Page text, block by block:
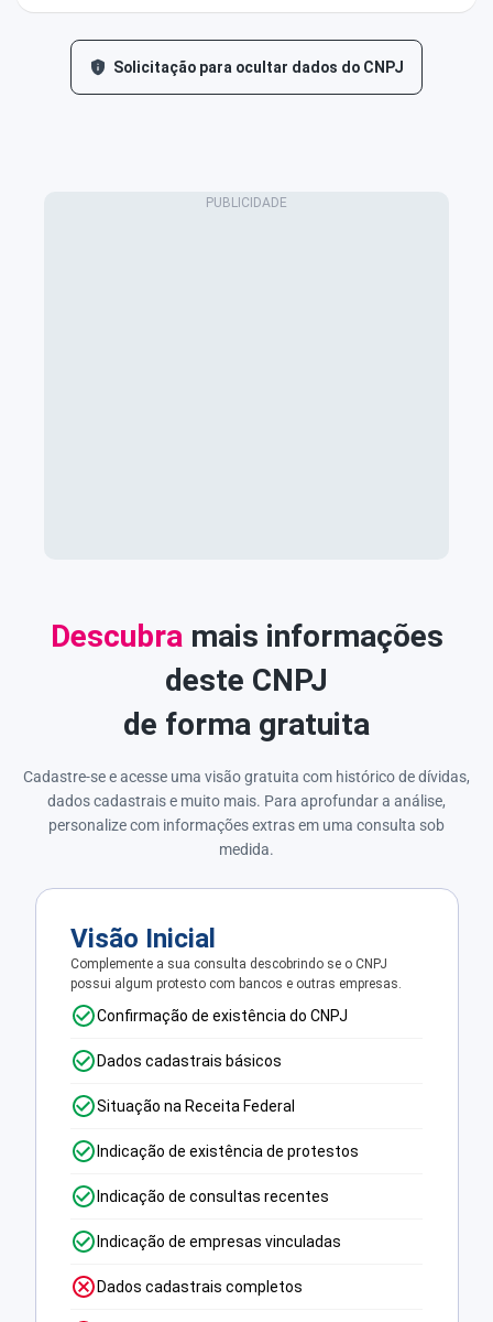
Solicitação para ocultar dados do CNPJ
Descubra mais informações
deste CNPJ
de forma gratuita
Cadastre-se e acesse uma visão gratuita com histórico de dívidas,
dados cadastrais e muito mais. Para aprofundar a análise,
personalize com informações extras em uma consulta sob
medida.
Visão Inicial
Complemente a sua consulta descobrindo se o CNPJ
possui algum protesto com bancos e outras empresas.
Confirmação de existência do CNPJ
Dados cadastrais básicos
Situação na Receita Federal
Indicação de existência de protestos
Indicação de consultas recentes
Indicação de empresas vinculadas
Dados cadastrais completos